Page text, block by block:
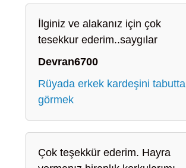
İlginiz ve alakanız için çok
tesekkur ederim..saygılar
Devran6700
Rüyada erkek kardeşini tabutta
görmek
Çok teşekkür ederim. Hayra